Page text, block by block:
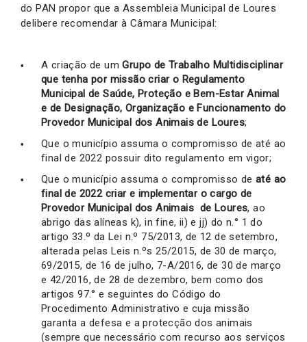
do PAN propor que a Assembleia Municipal de Loures
delibere recomendar à Câmara Municipal:
A criação de um Grupo de Trabalho Multidisciplinar
que tenha por missão criar o Regulamento
Municipal de Saúde, Proteção e Bem-Estar Animal
e de Designação, Organização e Funcionamento do
Provedor Municipal dos Animais de Loures;
Que o município assuma o compromisso de até ao
final de 2022 possuir dito regulamento em vigor;
Que o município assuma o compromisso de até ao
final de 2022 criar e implementar o cargo de
Provedor Municipal dos Animais de Loures, ao
abrigo das alíneas k), in fine, ii) e jj) do n.° 1 do
artigo 33.º da Lei n.º 75/2013, de 12 de setembro,
alterada pelas Leis n.ºs 25/2015, de 30 de março,
69/2015, de 16 de julho, 7-A/2016, de 30 de março
e 42/2016, de 28 de dezembro, bem como dos
artigos 97.° e seguintes do Código do
Procedimento Administrativo e cuja missão
garanta a defesa e a protecção dos animais
(sempre que necessário com recurso aos serviços